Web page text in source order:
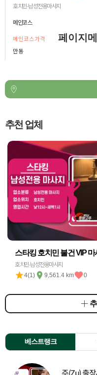
호치민-남성전용마사지
메인코스
메인코스가격 페이지
만동
추천 업체
스타킹 호치민 불건 VIP
호치민-남성전용마사지
4(1) 9,561.4 km 0
베스트랭크
주(Zu) 출